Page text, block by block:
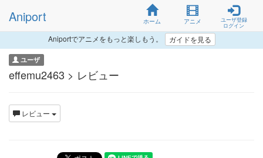
Aniport ホーム アニメ
ユーザ登録
ログイン
Aniportでアニメをもっと楽しもう。 ガイドを見る
ユーザ
effemu2463 > レビュー
レビュー